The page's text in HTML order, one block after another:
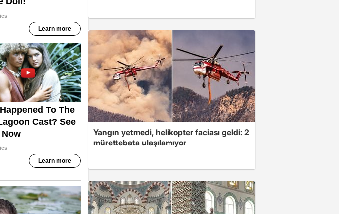
Yangın yetmedi, helikopter faciası geldi: 2
mürettebata ulaşılamıyor